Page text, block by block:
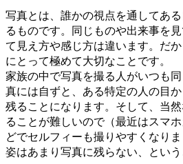
写真とは、誰かの視点を通してあ
るものです。同じものや出来事を
て見え方や感じ方は違います。だ
にとって極めて大切なことです。
家族の中で写真を撮る人がいつも
真には自ずと、ある特定の人の目
残ることになります。そして、当
ることが難しいので（最近はスマ
どでセルフィーも撮りやすくなり
姿はあまり写真に残らない、という